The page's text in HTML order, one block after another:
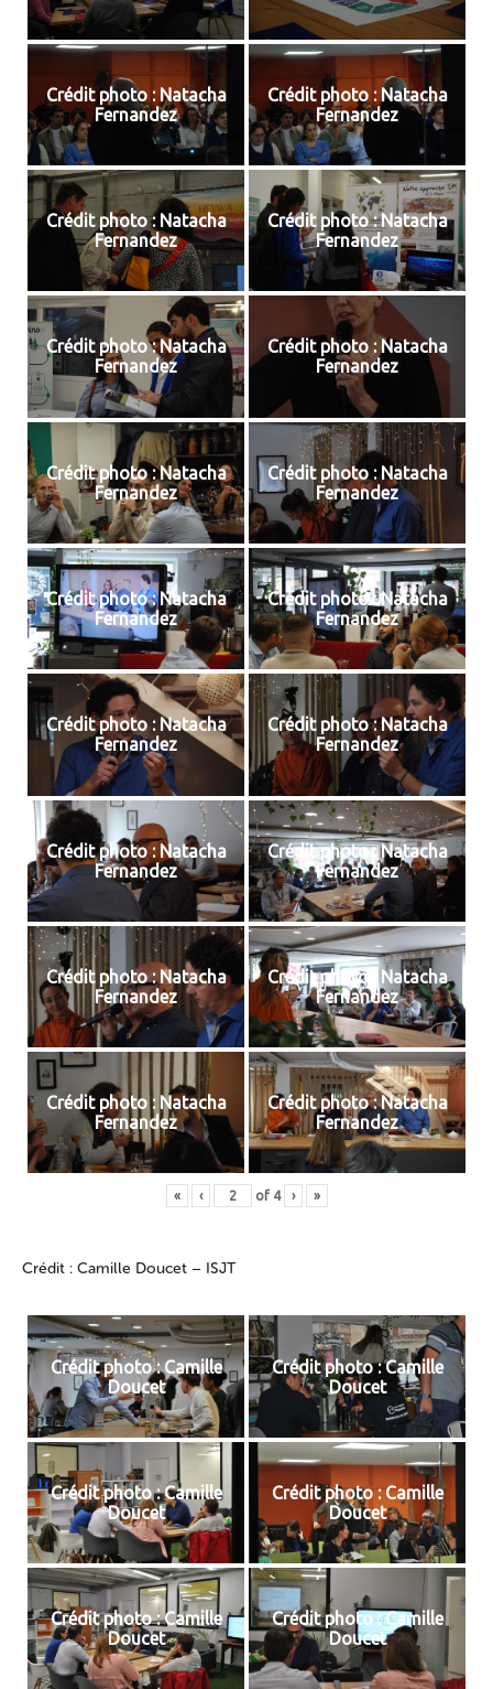
Crédit photo : Natacha
Fernandez
Crédit photo : Natacha
Fernandez
Crédit photo : Natacha
Fernandez
Crédit photo : Natacha
Fernandez
Crédit photo : Natacha
Fernandez
Crédit photo : Natacha
Fernandez
Crédit photo : Natacha
Fernandez
Crédit photo : Natacha
Fernandez
Crédit photo : Natacha
Fernandez
Crédit photo : Natacha
Fernandez
Crédit photo : Natacha
Fernandez
Crédit photo : Natacha
Fernandez
Crédit photo : Natacha
Fernandez
Crédit photo : Natacha
Fernandez
Crédit photo : Natacha
Fernandez
Crédit photo : Natacha
Fernandez
Crédit photo : Natacha
Fernandez
Crédit photo : Natacha
Fernandez
« ‹ of 4 › »
Crédit : Camille Doucet – ISJT
Crédit photo : Camille
Doucet
Crédit photo : Camille
Doucet
Crédit photo : Camille
Doucet
Crédit photo : Camille
Doucet
Crédit photo : Camille
Doucet
Crédit photo : Camille
Doucet